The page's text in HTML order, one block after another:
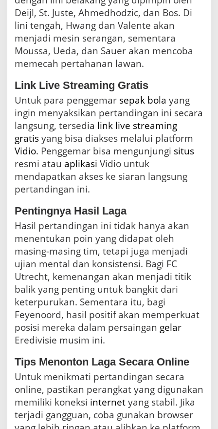
Deijl, St. Juste, Ahmedhodzic, dan Bos. Di
lini tengah, Hwang dan Valente akan
menjadi mesin serangan, sementara
Moussa, Ueda, dan Sauer akan mencoba
memecah pertahanan lawan.
Link Live Streaming Gratis
Untuk para penggemar sepak bola yang
ingin menyaksikan pertandingan ini secara
langsung, tersedia link live streaming
gratis
Vidio. Penggemar bisa mengunjungi situs
resmi atau aplikasi Vidio untuk
mendapatkan akses ke siaran langsung
pertandingan ini.
Pentingnya Hasil Laga
Hasil pertandingan ini tidak hanya akan
menentukan poin yang didapat oleh
masing-masing tim, tetapi juga menjadi
ujian mental dan konsistensi. Bagi FC
Utrecht, kemenangan akan menjadi titik
balik yang penting untuk bangkit dari
keterpurukan. Sementara itu, bagi
Feyenoord, hasil positif akan memperkuat
posisi mereka dalam persaingan gelar
Eredivisie musim ini.
Tips Menonton Laga Secara Online
Untuk menikmati pertandingan secara
online, pastikan perangkat yang digunakan
memiliki koneksi internetyang stabil. Jika
terjadi gangguan, coba gunakan browser